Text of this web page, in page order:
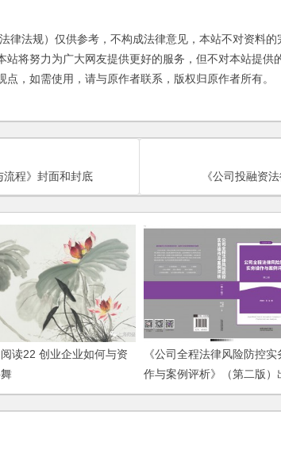
法规）仅供参考，不构成法律意见，本站不对资料的
站将努力为广大网友提供更好的服务，但不对本站提供
，如需使用，请与原作者联系，版权归原作者所有。
流程》封面和封底
《公司投融资
读22 创业企业如何与资
《公司全程法律风险防控实
作与案例评析》（第二版）
发行